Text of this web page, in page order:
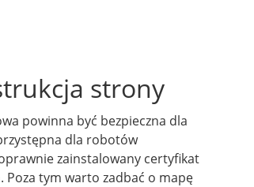
strony
powinna być bezpieczna dla
dla robotów
zainstalowany certyfikat
Poza tym warto zadbać o mapę